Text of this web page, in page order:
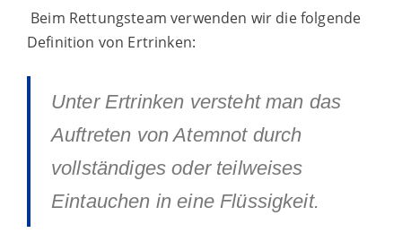
Beim Rettungsteam verwenden wir die folgende
Definition von Ertrinken:
Unter Ertrinken versteht man das
Auftreten von Atemnot durch
vollständiges oder teilweises
Eintauchen in eine Flüssigkeit.